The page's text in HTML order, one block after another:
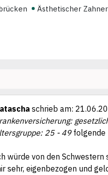
Ästhetischer
schrieb am:
25 - 49folgende
würde von den
sehr, eigenbezogen und